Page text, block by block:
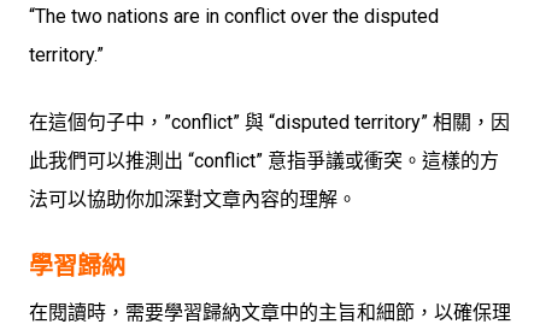
“The two nations are in conflict over the disputed
territory.”
在這個句子中，”conflict” 與 “disputed territory” 相關，因
此我們可以推測出 “conflict” 意指爭議或衝突。這樣的方
法可以協助你加深對文章內容的理解。
學習歸納
在閱讀時，需要學習歸納文章中的主旨和細節，以確保理